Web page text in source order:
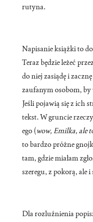
rutyna.
Napisanie książki to
Teraz będzie leżeć
do niej zasiądę i
zaufanym osobom, by
Jeśli pojawią się z ich
tekst. W gruncie
ego (wow, Emilka, ale
to bardzo próżne
tam, gdzie miałam
szeregu, z pokorą, ale
Dla rozluźnienia